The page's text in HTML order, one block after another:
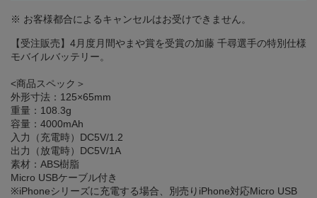
※ お客様都合によるキャンセルはお受けできません。
【受注販売】4月度月間やまや賞を受賞の加藤 千尋選手の特別仕様
モバイルバッテリー。
<商品スペック＞
外形寸法：125×65mm
重量：108.3g
容量：4000mAh
入力（充電時）DC5V/1.2
出力（放電時）DC5V/1A
素材：ABS樹脂
Micro USBケーブル付き
※iPhoneシリーズに充電する場合、別売りiPhone対応Micro USB